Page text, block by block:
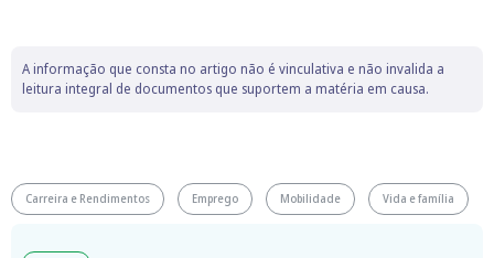
A informação que consta no artigo não é vinculativa e não invalida a
leitura integral de documentos que suportem a matéria em causa.
Carreira e Rendimentos Emprego Mobilidade Vida e família